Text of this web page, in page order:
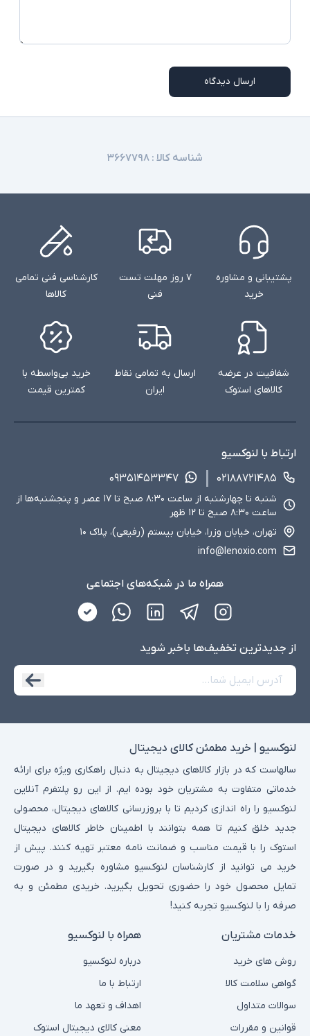
ارسال دیدگاه
شناسه کالا : ۳۶۶۷۷۹۸
پشتیبانی و مشاوره
خرید
۷ روز مهلت تست
فنی
کارشناسی فنی تمامی
کالاها
شفافیت در عرضه
کالاهای استوک
ارسال به تمامی نقاط
ایران
خرید بی‌واسطه با
کمترین قیمت
ارتباط با لنوکسیو
۰۲۱۸۸۷۲۱۴۸۵
۰۹۳۵۱۴۵۳۳۴۷
شنبه تا چهارشنبه از ساعت ۸:۳۰ صبح تا ۱۷ عصر و پنجشنبه‌ها از
ساعت ۸:۳۰ صبح تا ۱۲ ظهر
تهران، خیابان وزرا، خیابان بیستم (رفیعی)، پلاک ۱۰
info@lenoxio.com
همراه ما در شبکه‌های اجتماعی
از جدید‌ترین تخفیف‌ها با‌خبر شوید
لنوکسیو | خرید مطمئن کالای دیجیتال
سالهاست که در بازار کالاهای دیجیتال به دنبال راهکاری ویژه برای ارائه
خدماتی متفاوت به مشتریان خود بوده ایم. از این رو پلتفرم آنلاین
لنوکسیو را راه اندازی کردیم تا با بروزرسانی کالاهای دیجیتال، محصولی
جدید خلق کنیم تا همه بتوانند با اطمینان خاطر کالاهای دیجیتال
استوک را با قیمت مناسب و ضمانت نامه معتبر تهیه کنند. پیش از
خرید می توانید از کارشناسان لنوکسیو مشاوره بگیرید و در صورت
تمایل محصول خود را حضوری تحویل بگیرید. خریدی مطمئن و به
صرفه را با لنوکسیو تجربه کنید!
خدمات مشتریان
روش های خرید
گواهی سلامت کالا
سوالات متداول
قوانین و مقررات
همراه با لنوکسیو
درباره لنوکسیو
ارتباط با ما
اهداف و تعهد ما
معنی کالای دیجیتال استوک